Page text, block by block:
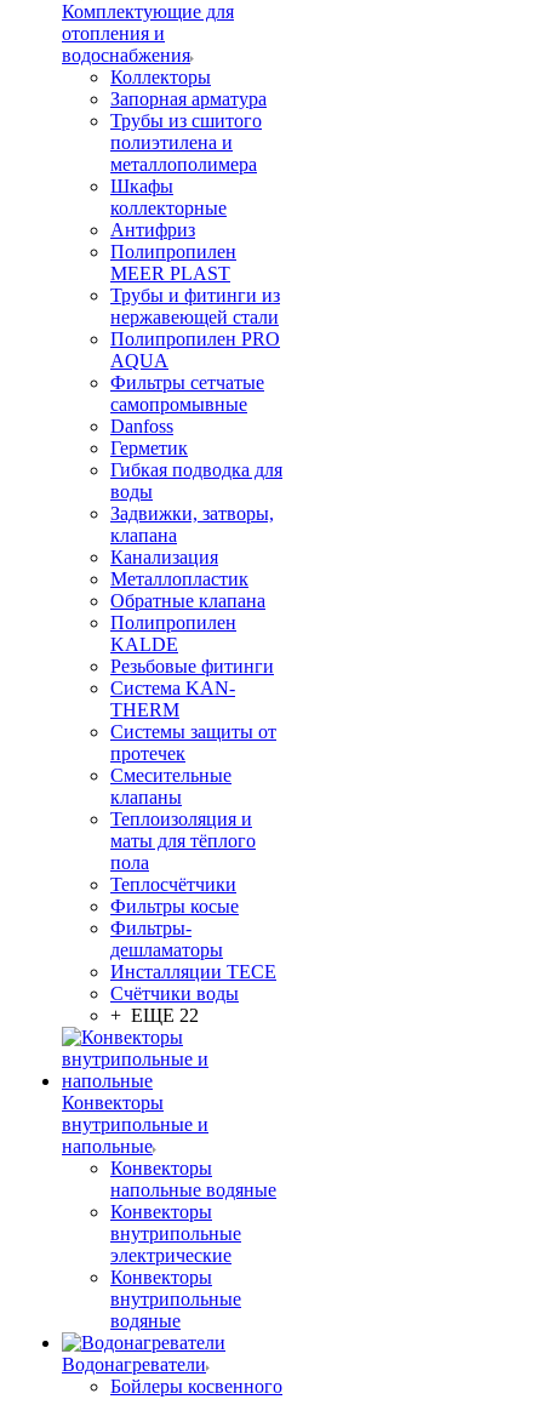
Комплектующие для
отопления и
водоснабжения
Коллекторы
Запорная арматура
Трубы из сшитого
полиэтилена и
металлополимера
Шкафы
коллекторные
Антифриз
Полипропилен
MEER PLAST
Трубы и фитинги из
нержавеющей стали
Полипропилен PRO
AQUA
Фильтры сетчатые
самопромывные
Danfoss
Герметик
Гибкая подводка для
воды
Задвижки, затворы,
клапана
Канализация
Металлопластик
Обратные клапана
Полипропилен
KALDE
Резьбовые фитинги
Система KAN-
THERM
Системы защиты от
протечек
Смесительные
клапаны
Теплоизоляция и
маты для тёплого
пола
Теплосчётчики
Фильтры косые
Фильтры-
дешламаторы
Инсталляции TECE
Счётчики воды
+ ЕЩЕ 22
Конвекторы
внутрипольные и
напольные
Конвекторы
напольные водяные
Конвекторы
внутрипольные
электрические
Конвекторы
внутрипольные
водяные
Водонагреватели
Бойлеры косвенного